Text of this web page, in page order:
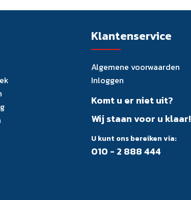
Klantenservice
Algemene voorwaarden
Inloggen
Komt u er niet uit?
Wij staan voor u klaar!
U kunt ons bereiken via:
010 - 2 888 444